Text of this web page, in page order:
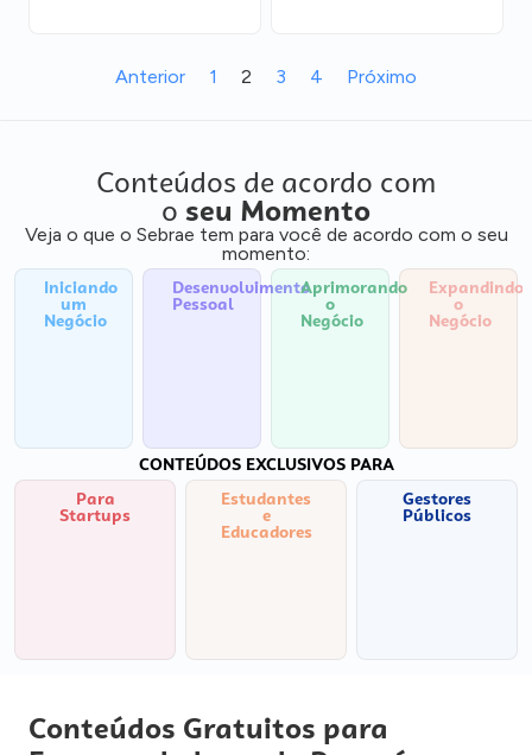
Anterior 1 2 3 4 Próximo
Conteúdos de acordo com
o seu Momento
Veja o que o Sebrae tem para você de acordo com o seu
momento:
Iniciando
um
Negócio
Desenvolvimento
Pessoal
Aprimorando
o
Negócio
Expandindo
o
Negócio
CONTEÚDOS EXCLUSIVOS PARA
Para
Startups
Estudantes
e
Educadores
Gestores
Públicos
Conteúdos Gratuitos para